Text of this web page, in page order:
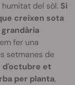
del sòl. Si
creixen sota
fer una
setmanes de
d'octubre et
per planta,